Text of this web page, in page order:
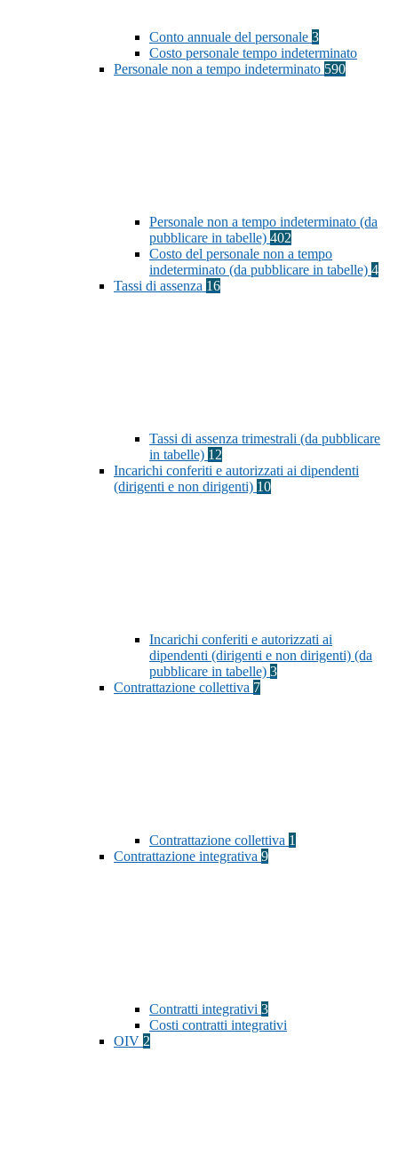
Conto annuale del personale 3
Costo personale tempo indeterminato
Personale non a tempo indeterminato 590
Personale non a tempo indeterminato (da
pubblicare in tabelle) 402
Costo del personale non a tempo
indeterminato (da pubblicare in tabelle) 4
Tassi di assenza 16
Tassi di assenza trimestrali (da pubblicare
in tabelle) 12
Incarichi conferiti e autorizzati ai dipendenti
(dirigenti e non dirigenti) 10
Incarichi conferiti e autorizzati ai
dipendenti (dirigenti e non dirigenti) (da
pubblicare in tabelle) 3
Contrattazione collettiva 7
Contrattazione collettiva 1
Contrattazione integrativa 9
Contratti integrativi 3
Costi contratti integrativi
OIV 2